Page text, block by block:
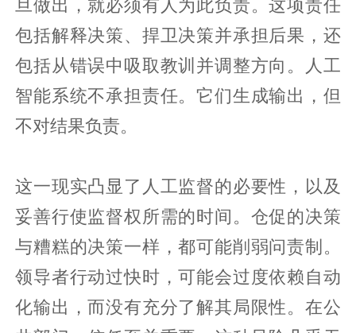
旦做出，就必须有人为此负责。这项责任
包括解释决策、捍卫决策并承担后果，还
包括从错误中吸取教训并调整方向。人工
智能系统不承担责任。它们生成输出，但
不对结果负责。
这一现实凸显了人工监督的必要性，以及
妥善行使监督权所需的时间。仓促的决策
与糟糕的决策一样，都可能削弱问责制。
领导者行动过快时，可能会过度依赖自动
化输出，而没有充分了解其局限性。在公